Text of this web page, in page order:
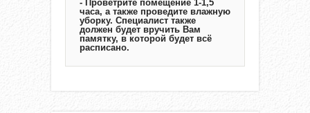
- Проветрите помещение 1-1,5
часа, а также проведите влажную
уборку. Специалист также
должен будет вручить Вам
памятку, в которой будет всё
расписано.